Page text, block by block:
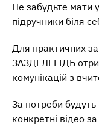
Не забудьте мати
підручники біля
Для практичних
ЗАЗДЕЛЕГІДЬ
комунікацій з
За потреби
конкретні відео